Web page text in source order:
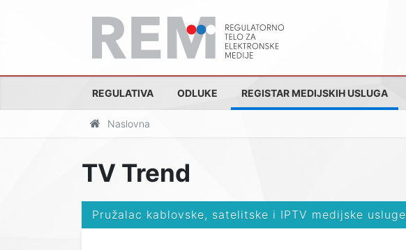
REGULATIVA ODLUKE REGISTAR MEDIJSKIH USLUGA
Naslovna
TV Trend
Pružalac kablovske, satelitske i IPTV medijske usluge